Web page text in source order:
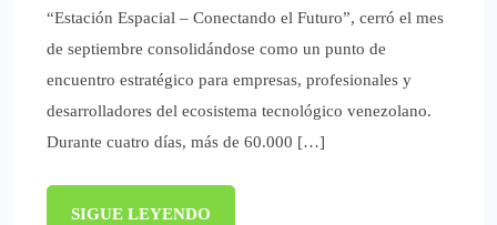
“Estación Espacial – Conectando el Futuro”, cerró el mes
de septiembre consolidándose como un punto de
encuentro estratégico para empresas, profesionales y
desarrolladores del ecosistema tecnológico venezolano.
Durante cuatro días, más de 60.000 […]
SIGUE LEYENDO